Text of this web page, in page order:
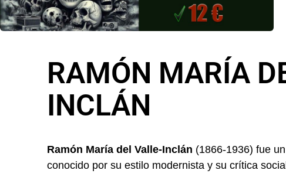
RAMÓN MARÍA
INCLÁN
Ramón María del Valle-Inclán (1866-1936) fue
conocido por su estilo modernista y su crítica